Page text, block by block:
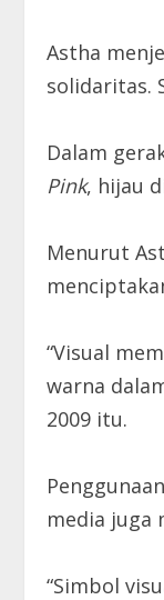
Astha
solidaritas.
Dalam
Pink, hijau
Menurut
“Visual
warna
2009 itu.
media juga
“Simbol